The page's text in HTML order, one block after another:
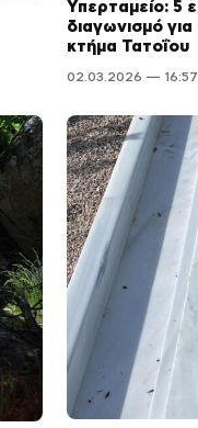
Υπερταμείο: 5
διαγωνισμό
κτήμα Τατοΐου
02.03.2026 — 16:57